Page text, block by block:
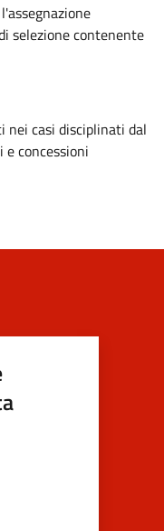
selezione contenente
nei casi disciplinati dal
e concessioni